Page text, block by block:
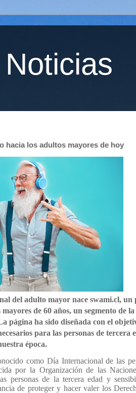
hacia los adultos mayores de hoy
del adulto mayor nace swami.cl, un
de 60 años, un segmento de la
página ha sido diseñada con el
para las personas de tercera
época.
como Día Internacional de las
por la Organización de las
personas de la tercera edad y
de proteger y hacer valer los